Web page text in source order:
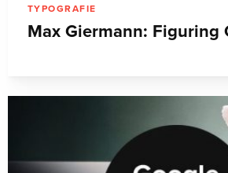
TYPOGRAFIE
Max Giermann: Figuring